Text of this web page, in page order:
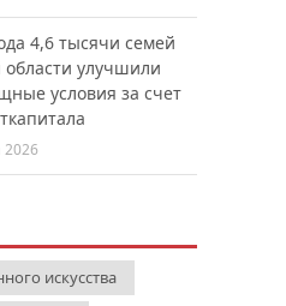
4,6 тысячи семей
улучшили
условия за счет
2026
искусства